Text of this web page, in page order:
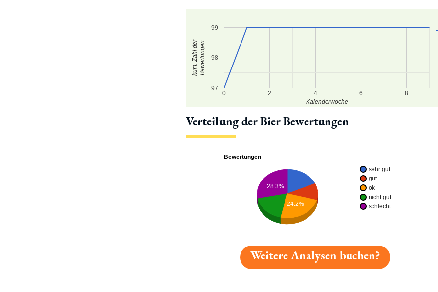
0 2 4 6 8
97
98
99
Kalenderwoche
kum. Zahl derBewertungen
Verteilung der Bier Bewertungen
Bewertungen
sehr gut
gut
ok
nicht gut
schlecht
28.3%
24.2%
Weitere Analysen buchen?